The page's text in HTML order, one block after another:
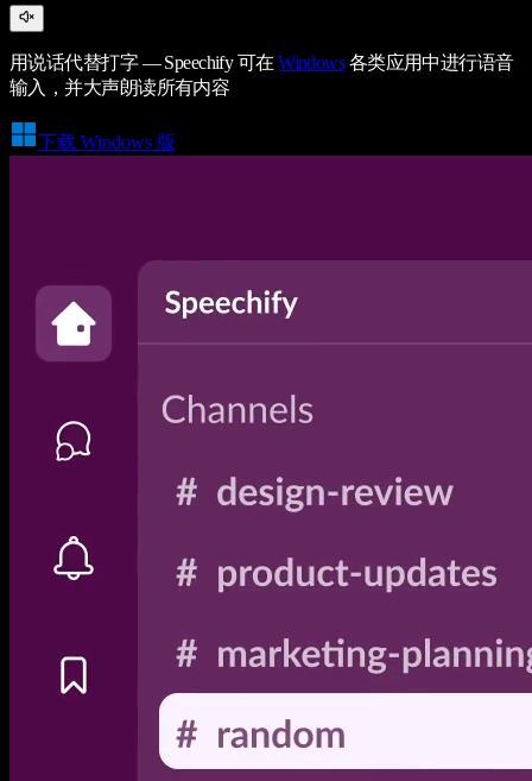
用说话代替打字 — Speechify 可在Windows各类应用中进行语音
输入，并大声朗读所有内容
下载 Windows 版